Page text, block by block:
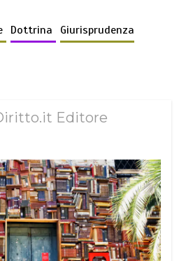
Dottrina Giurisprudenza
Editore